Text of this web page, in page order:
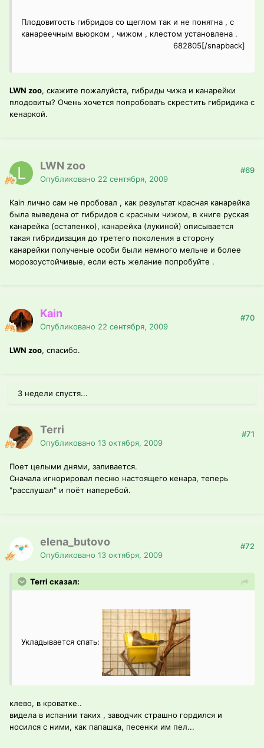
Плодовитость гибридов со щеглом так и не понятна , с
канареечным вьюрком , чижом , клестом установлена .
682805[/snapback]
LWN zoo, скажите пожалуйста, гибриды чижа и канарейки
плодовиты? Очень хочется попробовать скрестить гибридика с
кенаркой.
LWN zoo
Опубликовано 22 сентября, 2009
#69
Kain лично сам не пробовал , как результат красная канарейка
была выведена от гибридов с красным чижом, в книге руская
канарейка (остапенко), канарейка (лукиной) описывается
такая гибридизация до третего поколения в сторону
канарейки полученые особи были немного мельче и более
морозоустойчивые, если есть желание попробуйте .
Kain
Опубликовано 22 сентября, 2009
#70
LWN zoo, спасибо.
3 недели спустя...
Terri
Опубликовано 13 октября, 2009
#71
Поет целыми днями, заливается.
Сначала игнорировал песню настоящего кенара, теперь
"расслушал" и поёт наперебой.
elena_butovo
Опубликовано 13 октября, 2009
#72
Terri сказал:
Укладывается спать:
клево, в кроватке..
видела в испании таких , заводчик страшно гордился и
носился с ними, как папашка, песенки им пел...